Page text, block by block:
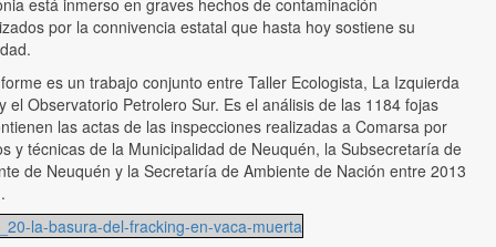
está inmerso en graves hechos de contaminación
por la connivencia estatal que hasta hoy sostiene su
es un trabajo conjunto entre Taller Ecologista, La Izquierda
el Observatorio Petrolero Sur. Es el análisis de las 1184 fojas
las actas de las inspecciones realizadas a Comarsa por
y técnicas de la Municipalidad de Neuquén, la Subsecretaría de
de Neuquén y la Secretaría de Ambiente de Nación entre 2013
la-basura-del-fracking-en-vaca-muerta